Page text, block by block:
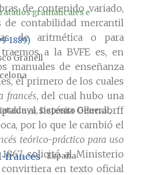
de contenido variado,
de contabilidad mercantil
de aritmética o para
a la BVFE es, en
manuales de enseñanza
el primero de los cuales
francés, del cual hubo una
al sistema Ollendorff
por lo que le cambió el
teórico-práctico para uso
1867, solicitó al Ministerio
convirtiera en texto oficial
gramaticales e
1889)
Granell
Depósito General,
francés España